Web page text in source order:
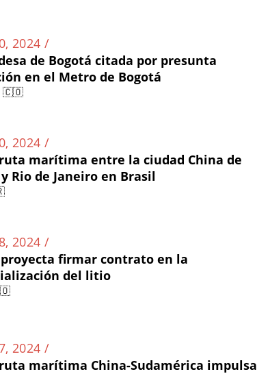
2024 /
de Bogotá citada por presunta
en el Metro de Bogotá
🇨🇴
2024 /
marítima entre la ciudad China de
Rio de Janeiro en Brasil
2024 /
firmar contrato en la
del litio
2024 /
marítima China-Sudamérica impulsa